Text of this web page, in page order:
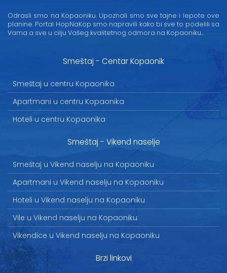
Odrasli smo na Kopaoniku. Upoznali smo sve tajne i lepote ove
planine. Portal HopNaKop smo napravili kako bi sve to podelili sa
Vama a sve u cilju Vašeg kvalitetnog odmora na Kopaoniku...
Smeštaj - Centar Kopaonik
Smeštaj u centru Kopaonika
Apartmani u centru Kopaonika
Hoteli u centru Kopaonika
Smeštaj - Vikend naselje
Smeštaj u Vikend naselju na Kopaoniku
Apartmani u Vikend naselju na Kopaoniku
Hoteli u Vikend naselju na Kopaoniku
Vile u Vikend naselju na Kopaoniku
Vikendice u Vikend naselju na Kopaoniku
Brzi linkovi